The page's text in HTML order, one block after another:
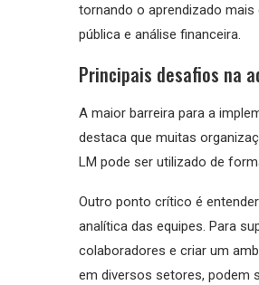
tornando o aprendizado
pública e análise financeira.
Principais desafios na
A maior barreira para a
destaca que muitas
LM pode ser utilizado de
Outro ponto crítico é
analítica das equipes. Para
colaboradores e criar um
em diversos setores, podem